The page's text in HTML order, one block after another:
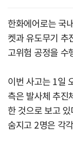
한화에어로는 국
켓과 유도무기 추
고위험 공정을 수
이번 사고는 1일
측은 발사체 추진
한 것으로 보고
숨지고 2명은 각